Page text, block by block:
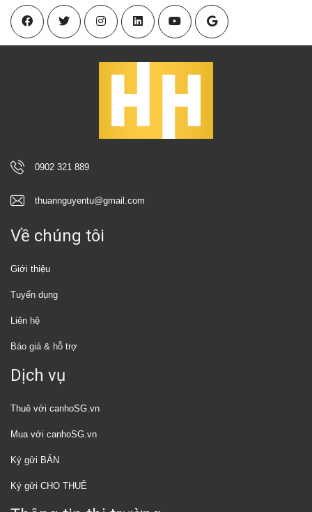
0902 321 889
thuannguyentu@gmail.com
Về chúng tôi
Giới thiệu
Tuyển dụng
Liên hệ
Báo giá & hỗ trợ
Dịch vụ
Thuê với canhoSG.vn
Mua với canhoSG.vn
Ký gửi BÁN
Ký gửi CHO THUÊ